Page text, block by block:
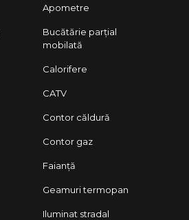
Apometre
Bucătărie parțial
mobilată
Calorifere
CATV
Contor căldură
Contor gaz
Faianță
Geamuri termopan
Iluminat stradal